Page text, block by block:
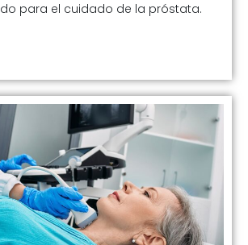
para el cuidado de la próstata.